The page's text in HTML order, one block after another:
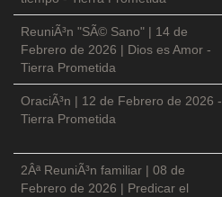
ReuniÃ³n "SÃ© Sano" | 14 de
Febrero de 2026 | Dios es Amor -
Tierra Prometida
OraciÃ³n | 12 de Febrero de 2026 -
Tierra Prometida
2Âª ReuniÃ³n familiar | 08 de
Febrero de 2026 | Predicar el